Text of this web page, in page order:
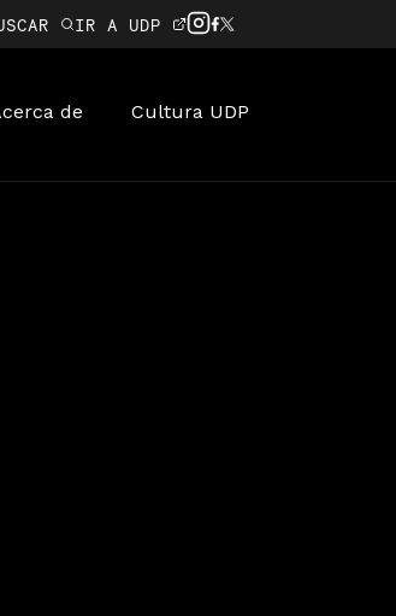
IR A UDP
de Cultura UDP